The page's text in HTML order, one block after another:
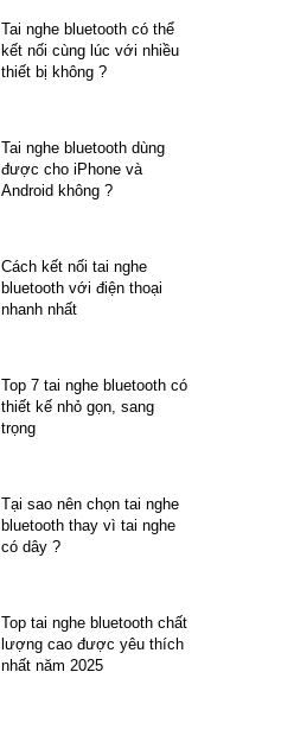
Tai nghe bluetooth có thể
kết nối cùng lúc với nhiều
thiết bị không ?
Tai nghe bluetooth dùng
được cho iPhone và
Android không ?
Cách kết nối tai nghe
bluetooth với điện thoại
nhanh nhất
Top 7 tai nghe bluetooth có
thiết kế nhỏ gọn, sang
trọng
Tại sao nên chọn tai nghe
bluetooth thay vì tai nghe
có dây ?
Top tai nghe bluetooth chất
lượng cao được yêu thích
nhất năm 2025